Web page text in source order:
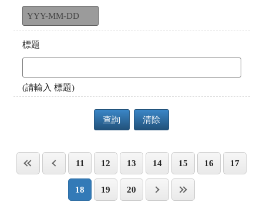
標題
(請輸入 標題)
查詢 清除
11 12 13 14 15 16 17
18 19 20